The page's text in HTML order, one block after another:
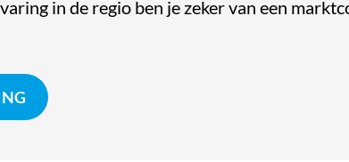
in de regio ben je zeker van een